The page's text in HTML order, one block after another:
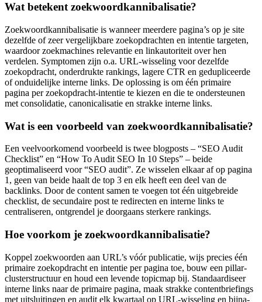
Wat betekent zoekwoordkannibalisatie?
Zoekwoordkannibalisatie is wanneer meerdere pagina’s op je site
dezelfde of zeer vergelijkbare zoekopdrachten en intentie targeten,
waardoor zoekmachines relevantie en linkautoriteit over hen
verdelen. Symptomen zijn o.a. URL-wisseling voor dezelfde
zoekopdracht, onderdrukte rankings, lagere CTR en gedupliceerde
of onduidelijke interne links. De oplossing is om één primaire
pagina per zoekopdracht-intentie te kiezen en die te ondersteunen
met consolidatie, canonicalisatie en strakke interne links.
Wat is een voorbeeld van zoekwoordkannibalisatie?
Een veelvoorkomend voorbeeld is twee blogposts – “SEO Audit
Checklist” en “How To Audit SEO In 10 Steps” – beide
geoptimaliseerd voor “SEO audit”. Ze wisselen elkaar af op pagina
1, geen van beide haalt de top 3 en elk heeft een deel van de
backlinks. Door de content samen te voegen tot één uitgebreide
checklist, de secundaire post te redirecten en interne links te
centraliseren, ontgrendel je doorgaans sterkere rankings.
Hoe voorkom je zoekwoordkannibalisatie?
Koppel zoekwoorden aan URL’s vóór publicatie, wijs precies één
primaire zoekopdracht en intentie per pagina toe, bouw een pillar-
clusterstructuur en houd een levende topicmap bij. Standaardiseer
interne links naar de primaire pagina, maak strakke contentbriefings
met uitsluitingen en audit elk kwartaal op URL-wisseling en bijna-